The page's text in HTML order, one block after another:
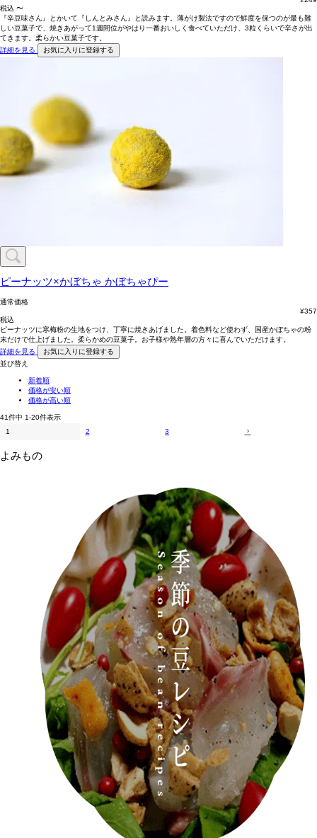
税込 〜
『辛豆味さん』とかいて『しんとみさん』と読みます。薄がけ製法ですので鮮度を保つのが最も難
しい豆菓子で、焼きあがって1週間位がやはり一番おいしく食べていただけ、3粒くらいで辛さが出
てきます。柔らかい豆菓子です。
詳細を見る
お気に入りに登録する
ピーナッツ×かぼちゃ かぼちゃぴー
通常価格
¥357
税込
ピーナッツに寒梅粉の生地をつけ、丁寧に焼きあげました。着色料など使わず、国産かぼちゃの粉
末だけで仕上げました。柔らかめの豆菓子。お子様や熟年層の方々に喜んでいただけます。
詳細を見る
お気に入りに登録する
並び替え
新着順
価格が安い順
価格が高い順
41件中 1-20件表示
1
2 3
よみもの